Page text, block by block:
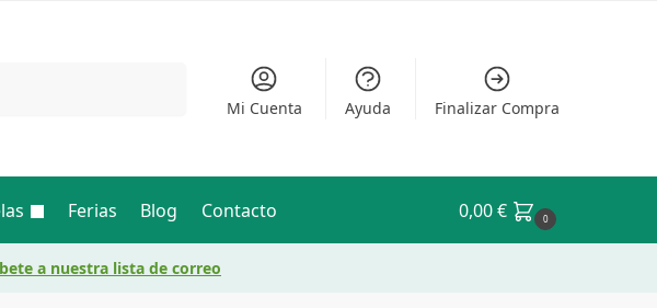
Mi Cuenta Ayuda Finalizar Compra
Ferias Blog Contacto 0,00€ 0
a nuestra lista de correo